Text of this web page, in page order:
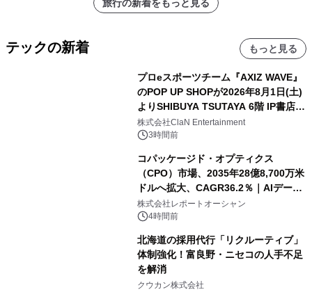
旅行の新着をもっと見る
テックの新着 もっと見る
プロeスポーツチーム『AXIZ WAVE』
のPOP UP SHOPが2026年8月1日(土)
よりSHIBUYA TSUTAYA 6階 IP書店で
開催決定！！
株式会社ClaN Entertainment
3時間前
コパッケージド・オプティクス
（CPO）市場、2035年28億8,700万米
ドルへ拡大、CAGR36.2％｜AIデータ
センター・高速光通信需要が成長を加
速
株式会社レポートオーシャン
4時間前
北海道の採用代行「リクルーティブ」
体制強化！富良野・ニセコの人手不足
を解消
クウカン株式会社